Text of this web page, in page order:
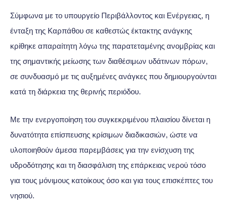
Σύμφωνα με το υπουργείο Περιβάλλοντος και Ενέργειας, η
ένταξη της Καρπάθου σε καθεστώς έκτακτης ανάγκης
κρίθηκε απαραίτητη λόγω της παρατεταμένης ανομβρίας και
της σημαντικής μείωσης των διαθέσιμων υδάτινων πόρων,
σε συνδυασμό με τις αυξημένες ανάγκες που δημιουργούνται
κατά τη διάρκεια της θερινής περιόδου.
Με την ενεργοποίηση του συγκεκριμένου πλαισίου δίνεται η
δυνατότητα επίσπευσης κρίσιμων διαδικασιών, ώστε να
υλοποιηθούν άμεσα παρεμβάσεις για την ενίσχυση της
υδροδότησης και τη διασφάλιση της επάρκειας νερού τόσο
για τους μόνιμους κατοίκους όσο και για τους επισκέπτες του
νησιού.